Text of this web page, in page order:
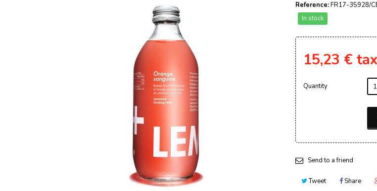
Reference:FR17-35928/
In stock
15,23 €
Quantity
Send to a friend
Tweet Share